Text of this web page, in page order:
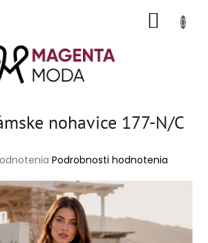
nohavice 177-N/C
Podrobnosti hodnotenia